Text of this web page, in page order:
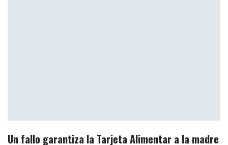
Un fallo garantiza la Tarjeta Alimentar a la madre